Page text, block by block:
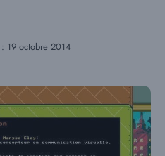
19 octobre 2014